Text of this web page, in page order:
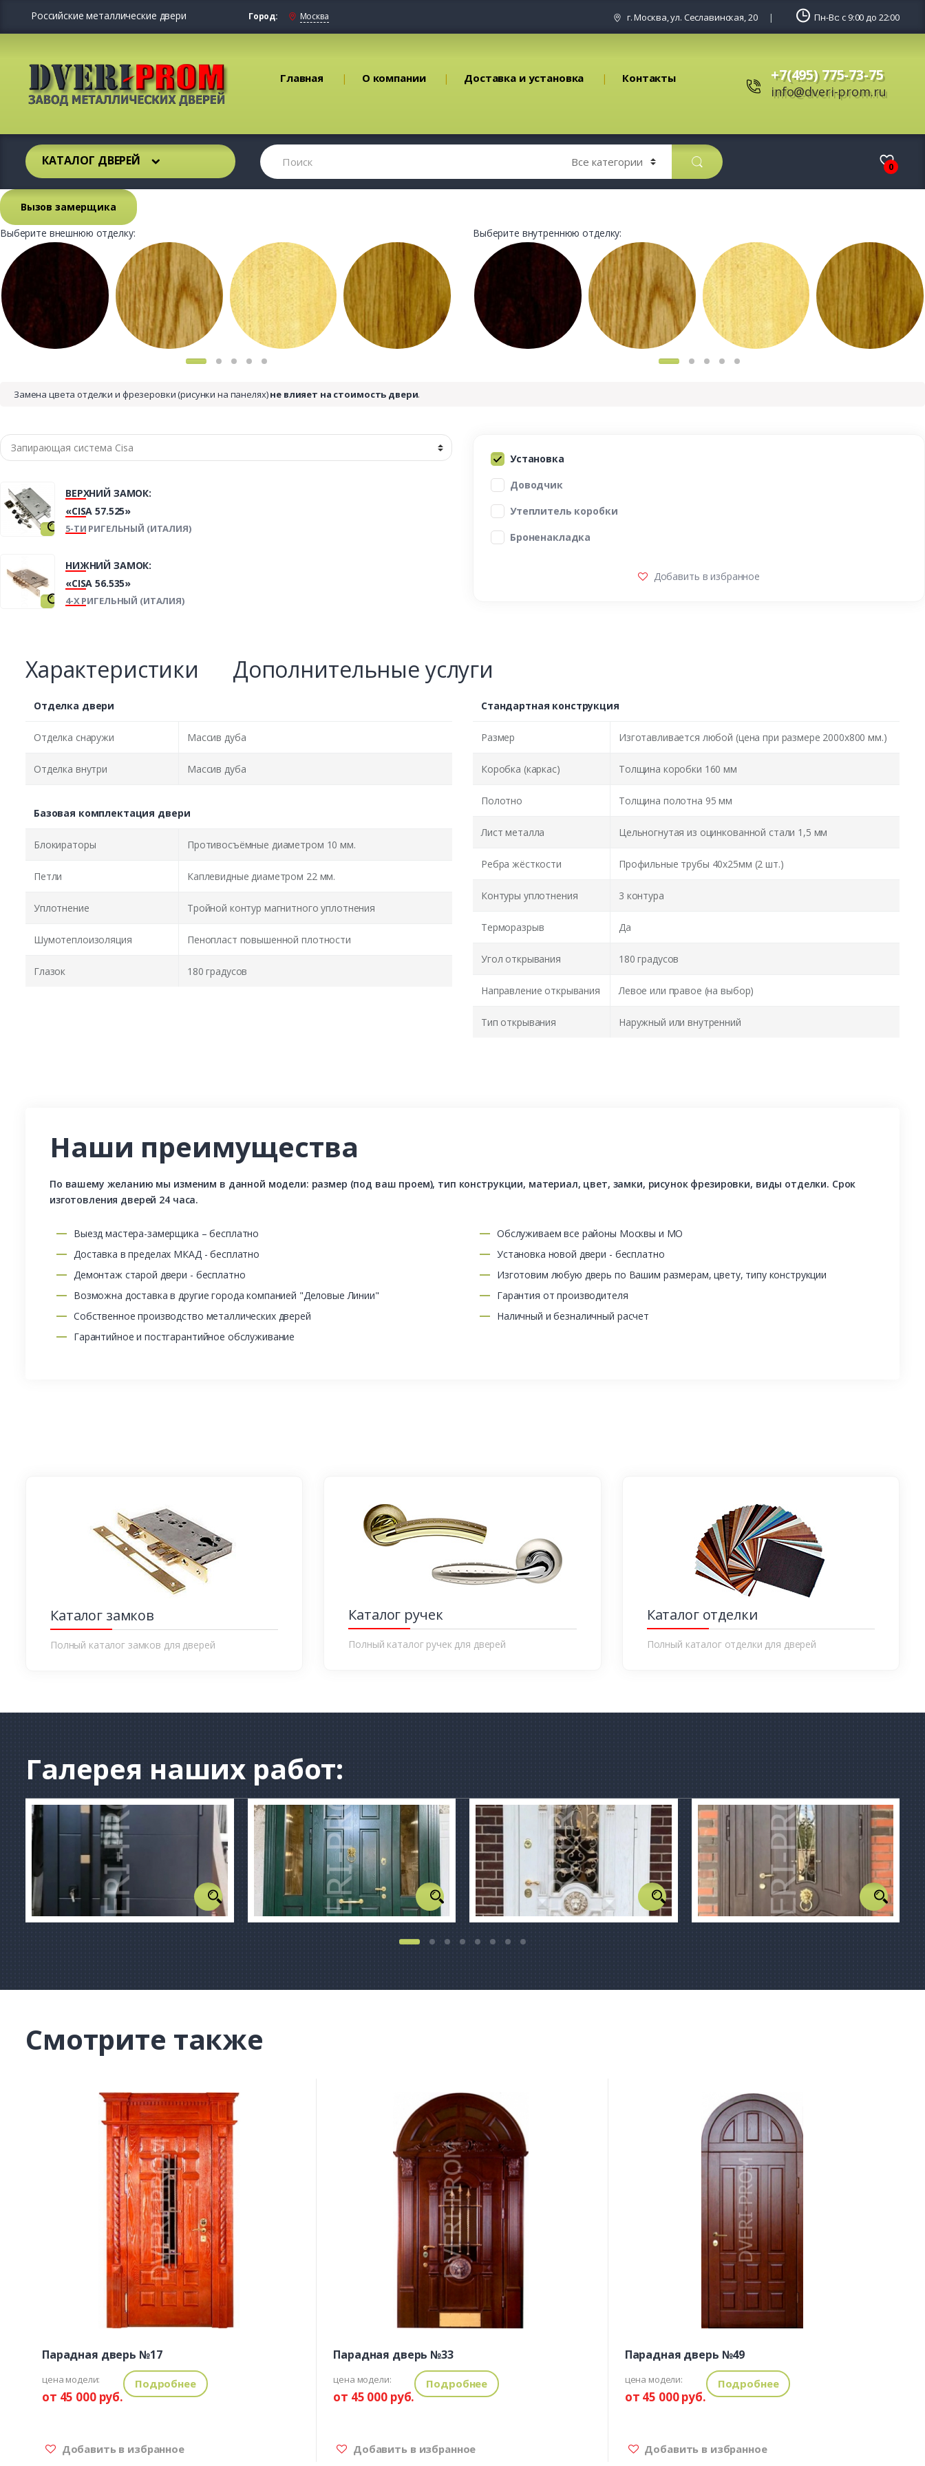
Российские металлические двери Город: Москва г. Москва, ул. Сеславинская, 20 Пн-Вс: с 9:00 до 22:00
Главная О компании Доставка и установка Контакты +7(495) 775-73-75
info@dveri-prom.ru
КАТАЛОГ ДВЕРЕЙ 0
Вызов замерщика
Выберите внешнюю отделку:
Выберите внутреннюю отделку:
Замена цвета отделки и фрезеровки (рисунки на панелях)не влияет на стоимость двери.
ВЕРХНИЙ ЗАМОК:
«CISA 57.525»
5-ТИ РИГЕЛЬНЫЙ (ИТАЛИЯ)
НИЖНИЙ ЗАМОК:
«CISA 56.535»
4-Х РИГЕЛЬНЫЙ (ИТАЛИЯ)
Установка
Доводчик
Утеплитель коробки
Броненакладка
Добавить в избранное
Характеристики Дополнительные услуги
Отделка двери
Отделка снаружи Массив дуба
Отделка внутри Массив дуба
Базовая комплектация двери
Блокираторы Противосъёмные диаметром 10 мм.
Петли Каплевидные диаметром 22 мм.
Уплотнение Тройной контур магнитного уплотнения
Шумотеплоизоляция Пенопласт повышенной плотности
Глазок 180 градусов
Стандартная конструкция
Размер Изготавливается любой (цена при размере 2000x800 мм.)
Коробка (каркас) Толщина коробки 160 мм
Полотно Толщина полотна 95 мм
Лист металла Цельногнутая из оцинкованной стали 1,5 мм
Ребра жёсткости Профильные трубы 40х25мм (2 шт.)
Контуры уплотнения 3 контура
Терморазрыв Да
Угол открывания 180 градусов
Направление открывания Левое или правое (на выбор)
Тип открывания Наружный или внутренний
Наши преимущества
По вашему желанию мы изменим в данной модели: размер (под ваш проем), тип конструкции, материал, цвет, замки, рисунок фрезировки, виды отделки. Срок
изготовления дверей 24 часа.
Выезд мастера-замерщика – бесплатно
Доставка в пределах МКАД - бесплатно
Демонтаж старой двери - бесплатно
Возможна доставка в другие города компанией "Деловые Линии"
Собственное производство металлических дверей
Гарантийное и постгарантийное обслуживание
Обслуживаем все районы Москвы и МО
Установка новой двери - бесплатно
Изготовим любую дверь по Вашим размерам, цвету, типу конструкции
Гарантия от производителя
Наличный и безналичный расчет
Каталог замков
Полный каталог замков для дверей
Каталог ручек
Полный каталог ручек для дверей
Каталог отделки
Полный каталог отделки для дверей
Галерея наших работ:
Смотрите также
Парадная дверь №17
цена модели:
от 45 000 руб.
Подробнее
Добавить в избранное
Парадная дверь №33
цена модели:
от 45 000 руб.
Подробнее
Добавить в избранное
Парадная дверь №49
цена модели:
от 45 000 руб.
Подробнее
Добавить в избранное